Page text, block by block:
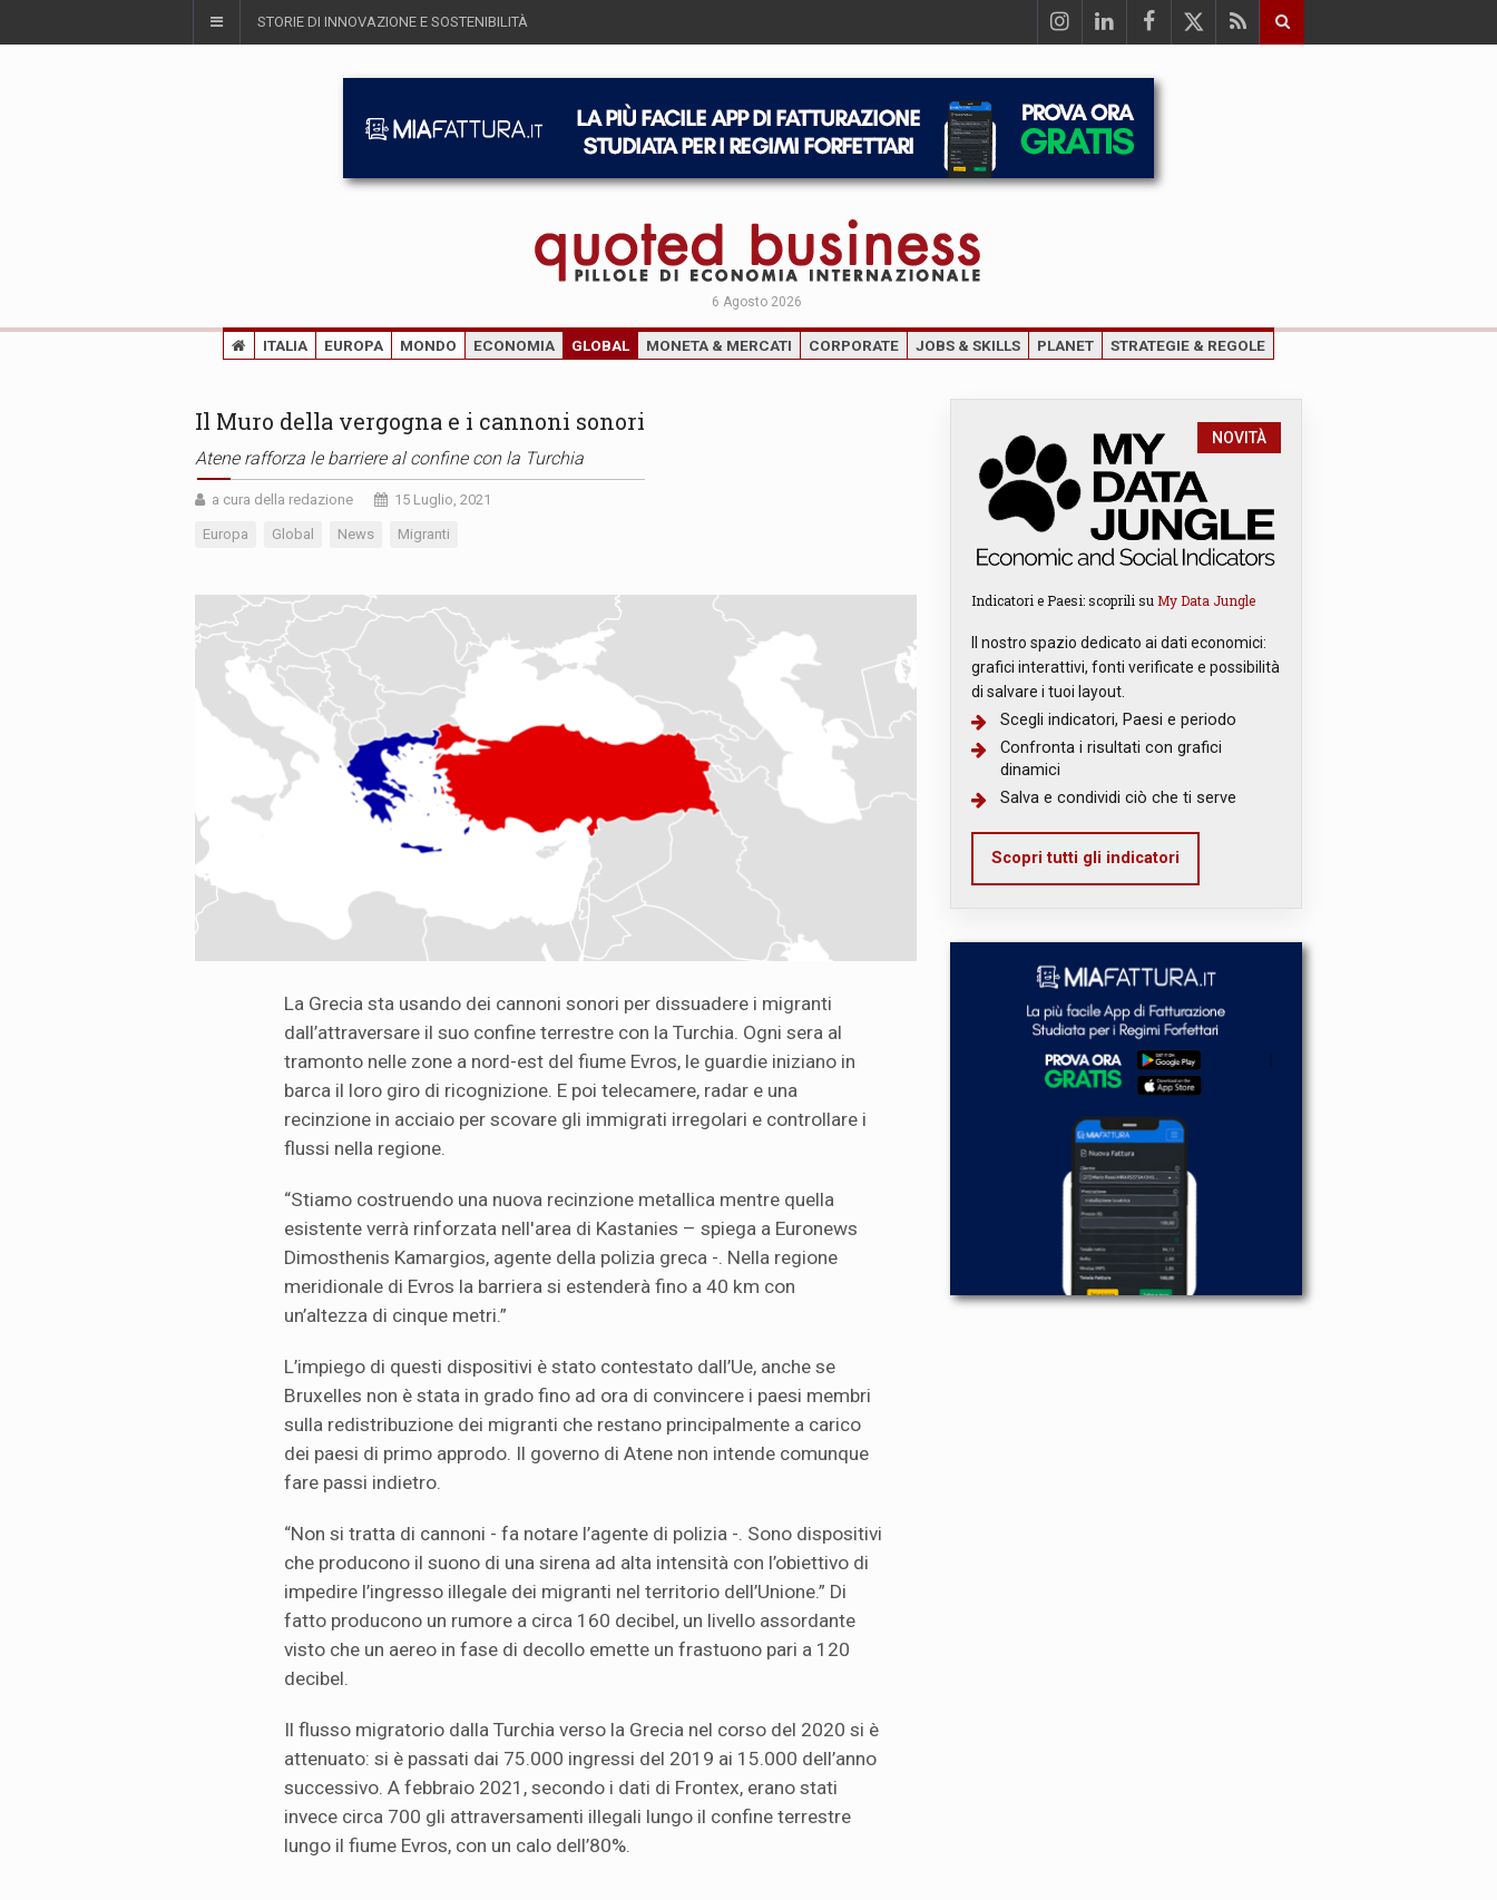
STORIE DI INNOVAZIONE E SOSTENIBILITÀ
6 Agosto 2026
ITALIA EUROPA MONDO ECONOMIA GLOBAL MONETA & MERCATI CORPORATE JOBS & SKILLS PLANET STRATEGIE & REGOLE
Il Muro della vergogna e i cannoni sonori
Atene rafforza le barriere al confine con la Turchia
a cura della redazione 15 Luglio, 2021
Europa Global News Migranti
La Grecia sta usando dei cannoni sonori per dissuadere i migranti
dall’attraversare il suo confine terrestre con la Turchia. Ogni sera al
tramonto nelle zone a nord-est del fiume Evros, le guardie iniziano in
barca il loro giro di ricognizione. E poi telecamere, radar e una
recinzione in acciaio per scovare gli immigrati irregolari e controllare i
flussi nella regione.
“Stiamo costruendo una nuova recinzione metallica mentre quella
esistente verrà rinforzata nell'area di Kastanies – spiega a Euronews
Dimosthenis Kamargios, agente della polizia greca -. Nella regione
meridionale di Evros la barriera si estenderà fino a 40 km con
un’altezza di cinque metri.”
L’impiego di questi dispositivi è stato contestato dall’Ue, anche se
Bruxelles non è stata in grado fino ad ora di convincere i paesi membri
sulla redistribuzione dei migranti che restano principalmente a carico
dei paesi di primo approdo. Il governo di Atene non intende comunque
fare passi indietro.
“Non si tratta di cannoni - fa notare l’agente di polizia -. Sono dispositivi
che producono il suono di una sirena ad alta intensità con l’obiettivo di
impedire l’ingresso illegale dei migranti nel territorio dell’Unione.” Di
fatto producono un rumore a circa 160 decibel, un livello assordante
visto che un aereo in fase di decollo emette un frastuono pari a 120
decibel.
Il flusso migratorio dalla Turchia verso la Grecia nel corso del 2020 si è
attenuato: si è passati dai 75.000 ingressi del 2019 ai 15.000 dell’anno
successivo. A febbraio 2021, secondo i dati di Frontex, erano stati
invece circa 700 gli attraversamenti illegali lungo il confine terrestre
lungo il fiume Evros, con un calo dell’80%.
NOVITÀ
Indicatori e Paesi: scoprili su My Data Jungle
Il nostro spazio dedicato ai dati economici:
grafici interattivi, fonti verificate e possibilità
di salvare i tuoi layout.
Scegli indicatori, Paesi e periodo
Confronta i risultati con grafici
dinamici
Salva e condividi ciò che ti serve
Scopri tutti gli indicatori